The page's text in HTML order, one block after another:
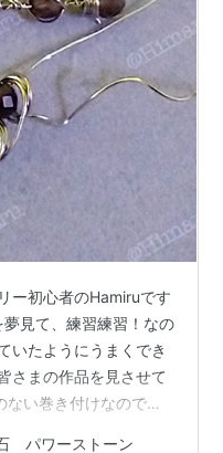
ー初心者のHamiruです
見て、練習練習！なの
いたようにうまくでき
さまの作品を見させて
い巻き付けなのです
パワーストーン